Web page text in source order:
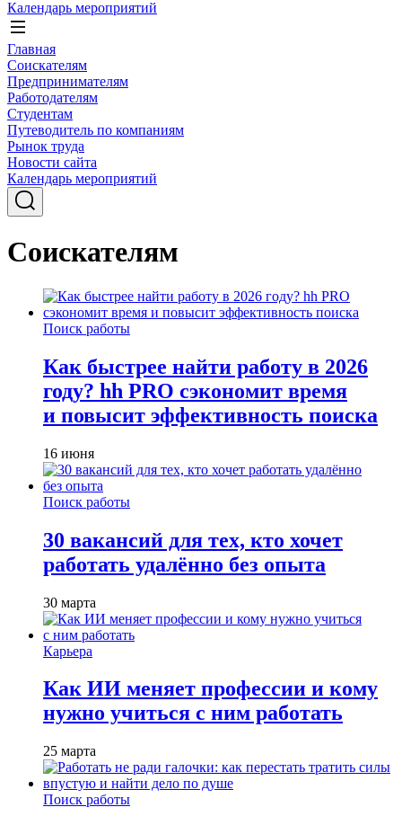
Календарь мероприятий
Главная
Соискателям
Предпринимателям
Работодателям
Студентам
Путеводитель по компаниям
Рынок труда
Новости сайта
Календарь мероприятий
Соискателям
Поиск работы
Как быстрее найти работу в 2026
году? hh PRO сэкономит время
и повысит эффективность поиска
16 июня
Поиск работы
30 вакансий для тех, кто хочет
работать удалённо без опыта
30 марта
Карьера
Как ИИ меняет профессии и кому
нужно учиться с ним работать
25 марта
Поиск работы